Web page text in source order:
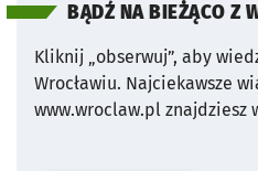
BĄDŹ NA BIEŻĄCO Z
Kliknij „obserwuj”, aby
Wrocławiu. Najciekawsze
www.wroclaw.pl znajdziesz